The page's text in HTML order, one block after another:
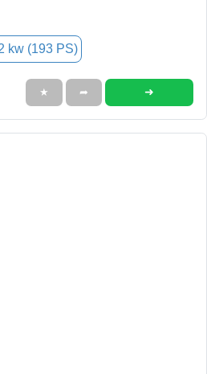
kw (193 PS)
★ ➦ ➜